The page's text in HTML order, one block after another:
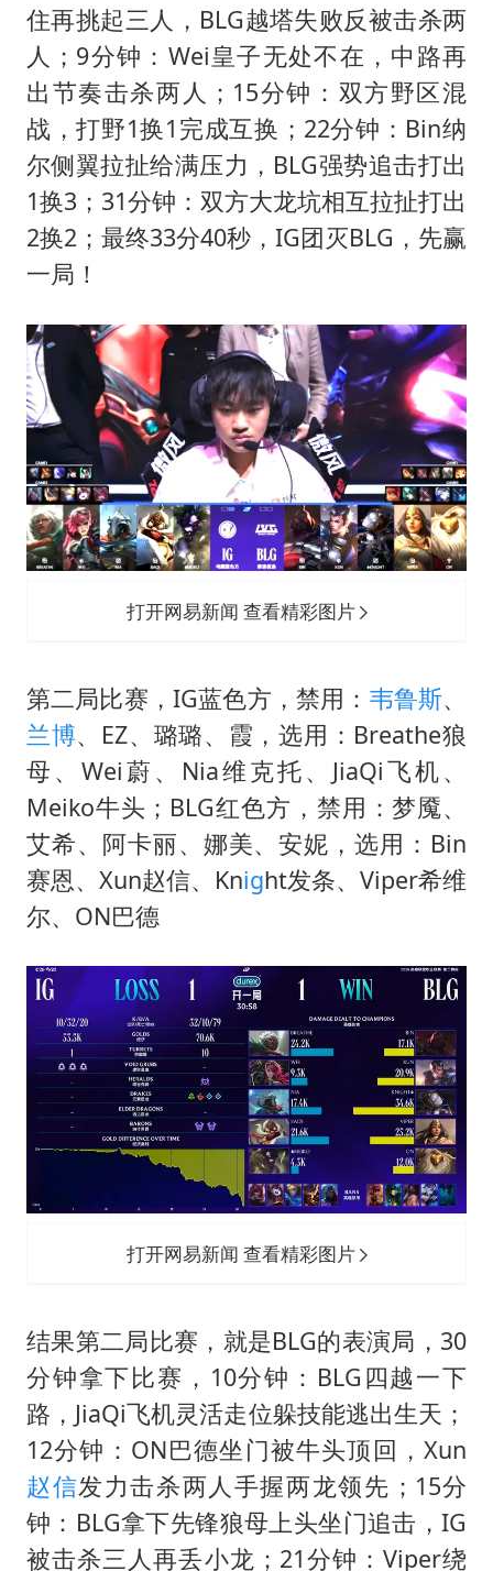
住再挑起三人，BLG越塔失败反被击杀两
人；9分钟：Wei皇子无处不在，中路再
出节奏击杀两人；15分钟：双方野区混
战，打野1换1完成互换；22分钟：Bin纳
尔侧翼拉扯给满压力，BLG强势追击打出
1换3；31分钟：双方大龙坑相互拉扯打出
2换2；最终33分40秒，IG团灭BLG，先赢
一局！
打开网易新闻 查看精彩图片
第二局比赛，IG蓝色方，禁用： 韦鲁斯、
兰博、EZ、璐璐、霞，选用：Breathe狼
母、Wei蔚、Nia维克托、JiaQi飞机、
Meiko牛头；BLG红色方，禁用：梦魇、
艾希、阿卡丽、娜美、安妮，选用：Bin
赛恩、Xun赵信、Knight发条、Viper希维
尔、ON巴德
打开网易新闻 查看精彩图片
结果第二局比赛，就是BLG的表演局，30
分钟拿下比赛，10分钟：BLG四越一下
路，JiaQi飞机灵活走位躲技能逃出生天；
12分钟：ON巴德坐门被牛头顶回，Xun
赵信发力击杀两人手握两龙领先；15分
钟：BLG拿下先锋狼母上头坐门追击，IG
被击杀三人再丢小龙；21分钟：Viper绕